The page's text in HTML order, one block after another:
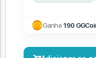
Ganhe190